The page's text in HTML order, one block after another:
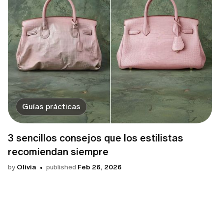
Guías prácticas
3 sencillos consejos que los estilistas
recomiendan siempre
by Olivia published Feb 26, 2026